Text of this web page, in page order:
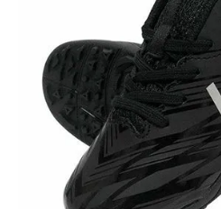
INFORMATIOM
ご利用ガイド
お問い合わせ
メルマガ登録
特定商取引法